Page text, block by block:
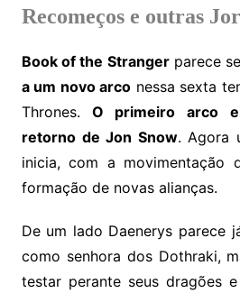
Recomeços e outras
Book of the Strangerparece
a um novo arco nessa sexta
Thrones. O primeiro arco
retorno de Jon Snow. Agora
inicia, com a movimentação
formação de novas alianças.
De um lado Daenerys parece
como senhora dos Dothraki,
testar perante seus dragões